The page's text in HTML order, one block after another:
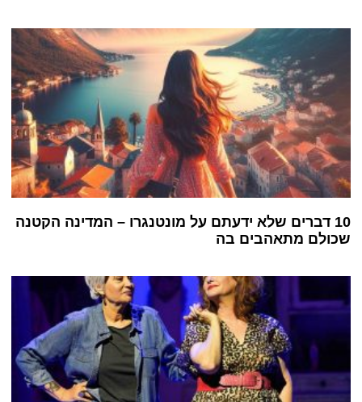
10 דברים שלא ידעתם על מונטנגרו – המדינה הקטנה
שכולם מתאהבים בה